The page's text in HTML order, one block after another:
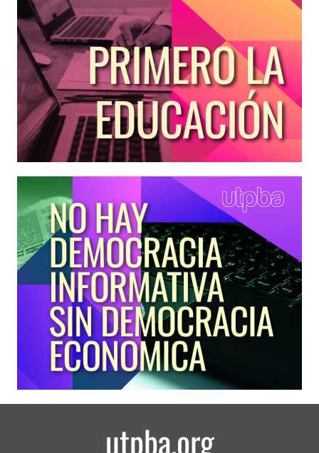
utpba.org